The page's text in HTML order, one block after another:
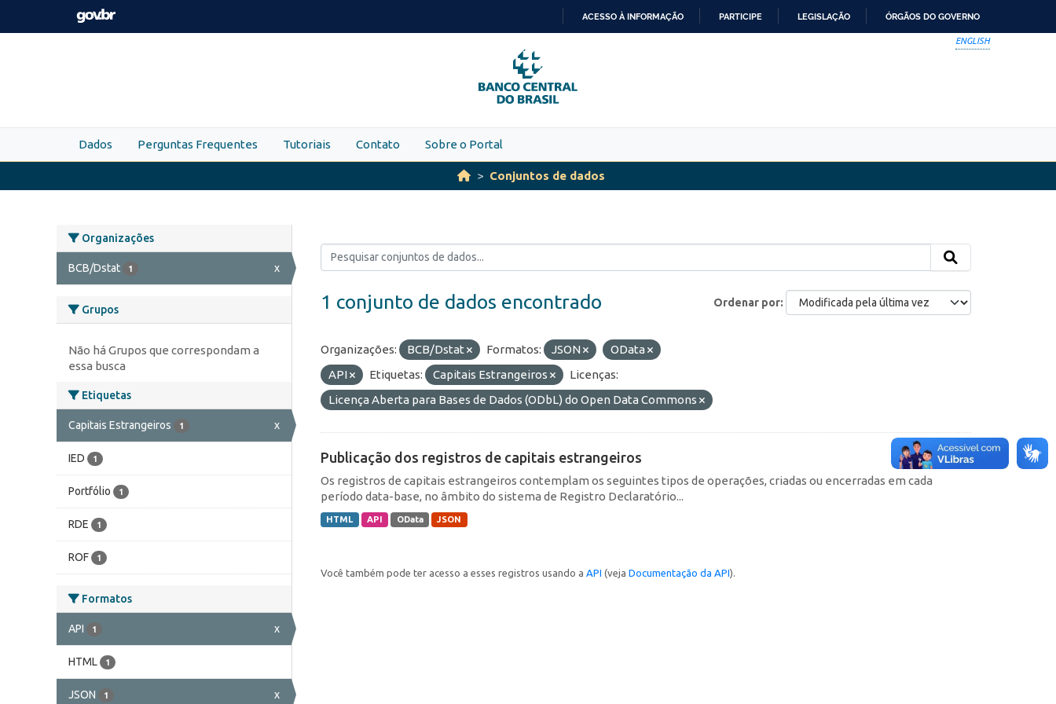
Skip to main content
PARA
O
CONTEÚDO
ACESSO À INFORMAÇÃO PARTICIPE LEGISLAÇÃO ÓRGÃOS DO GOVERNO
ENGLISH
Dados Perguntas Frequentes Tutoriais Contato Sobre o Portal
Conjuntos de dados
Organizações
BCB/Dstat 1 x
Grupos
Não há Grupos que correspondam a
essa busca
Etiquetas
Capitais Estrangeiros 1 x
IED 1
Portfólio 1
RDE 1
ROF 1
Formatos
API 1 x
HTML 1
JSON 1 x
Ordenar por
1 conjunto de dados encontrado
Organizações: BCB/Dstat Formatos: JSON
OData
API
Etiquetas: Capitais Estrangeiros
Licenças:
Licença Aberta para Bases de Dados (ODbL) do Open Data Commons
Publicação dos registros de capitais estrangeiros
Os registros de capitais estrangeiros contemplam os seguintes tipos de operações, criadas ou encerradas em cada
período data-base, no âmbito do sistema de Registro Declaratório...
HTML API OData JSON
Você também pode ter acesso a esses registros usando a API (veja Documentação da API).